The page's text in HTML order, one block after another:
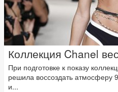
Коллекция Chanel
При подготовке к показу
решила воссоздать атмосферу
и...